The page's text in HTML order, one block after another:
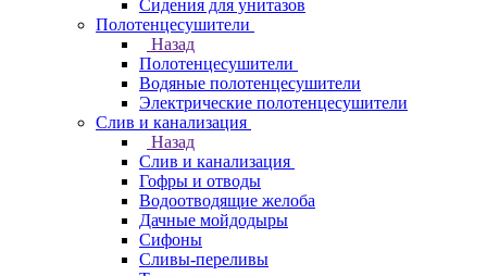
Сидения для унитазов
Полотенцесушители
Назад
Полотенцесушители
Водяные полотенцесушители
Электрические полотенцесушители
Слив и канализация
Назад
Слив и канализация
Гофры и отводы
Водоотводящие желоба
Дачные мойдодыры
Сифоны
Сливы-переливы